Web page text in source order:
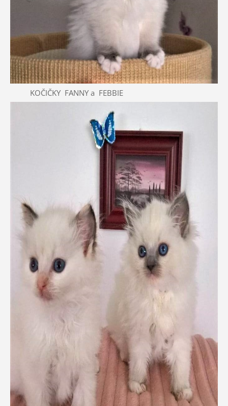
KOČIČKY FANNY a FEBBIE